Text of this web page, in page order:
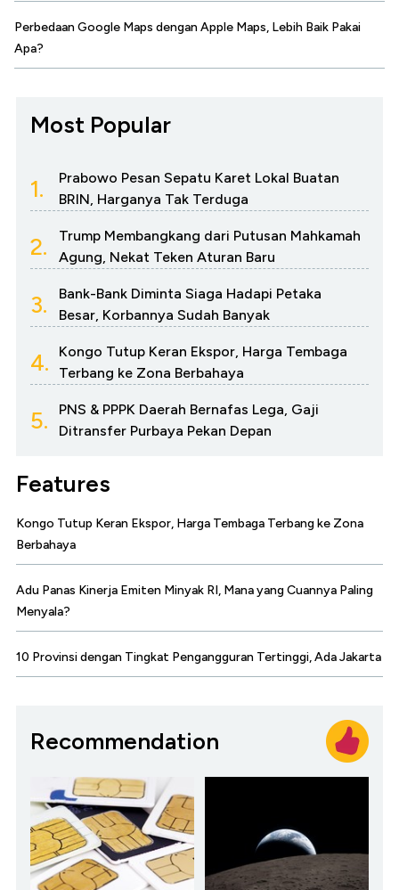
Perbedaan Google Maps dengan Apple Maps, Lebih Baik Pakai
Apa?
Most Popular
1.
Prabowo Pesan Sepatu Karet Lokal Buatan
BRIN, Harganya Tak Terduga
2.
Trump Membangkang dari Putusan Mahkamah
Agung, Nekat Teken Aturan Baru
3.
Bank-Bank Diminta Siaga Hadapi Petaka
Besar, Korbannya Sudah Banyak
4.
Kongo Tutup Keran Ekspor, Harga Tembaga
Terbang ke Zona Berbahaya
5.
PNS & PPPK Daerah Bernafas Lega, Gaji
Ditransfer Purbaya Pekan Depan
Features
Kongo Tutup Keran Ekspor, Harga Tembaga Terbang ke Zona
Berbahaya
Adu Panas Kinerja Emiten Minyak RI, Mana yang Cuannya Paling
Menyala?
10 Provinsi dengan Tingkat Pengangguran Tertinggi, Ada Jakarta
Recommendation